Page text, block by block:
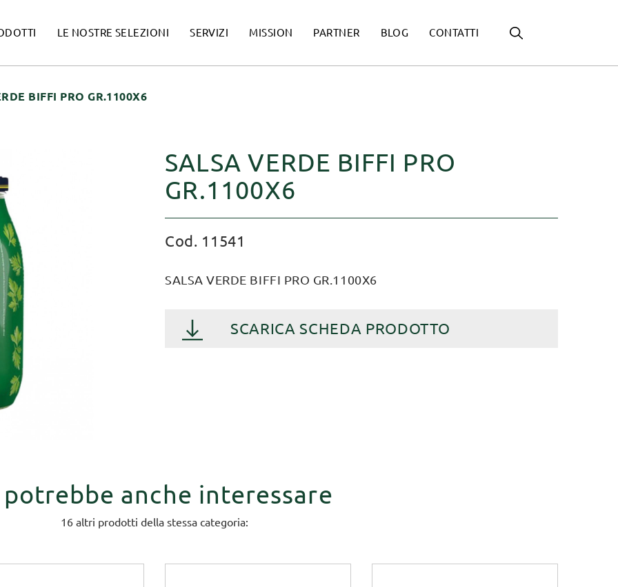
LE NOSTRE SELEZIONI SERVIZI MISSION PARTNER BLOG CONTATTI
BIFFI PRO GR.1100X6
SALSA VERDE BIFFI PRO
GR.1100X6
Cod. 11541
SALSA VERDE BIFFI PRO GR.1100X6
SCARICA SCHEDA PRODOTTO
potrebbe anche interessare
16 altri prodotti della stessa categoria: